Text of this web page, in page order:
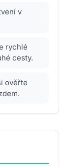
v
rychlé
cesty.
ověřte